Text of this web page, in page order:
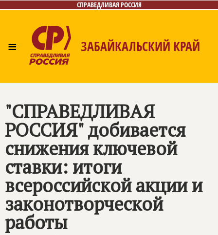
СПРАВЕДЛИВАЯ РОССИЯ
≡ ЗАБАЙКАЛЬСКИЙ КРАЙ
Контакты
"СПРАВЕДЛИВАЯ
РОССИЯ" добивается
снижения ключевой
ставки: итоги
всероссийской акции и
законотворческой
работы